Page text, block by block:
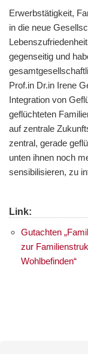
Erwerbstätigkeit,
in die neue
gegenseitig und
Prof.in Dr.in Irene
Integration von
geflüchteten
auf zentrale
zentral, gerade
unten ihnen noch
sensibilisieren, zu
Link:
Gutachten
zur
Wohlbefinden“